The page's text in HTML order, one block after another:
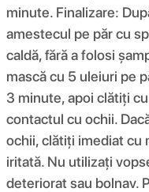
minute. Finalizare:
amestecul pe păr cu
caldă, fără a folosi
mască cu 5 uleiuri pe
3 minute, apoi clătiți
contactul cu ochii.
ochii, clătiți imediat cu
iritată. Nu utilizați
deteriorat sau bolnav.